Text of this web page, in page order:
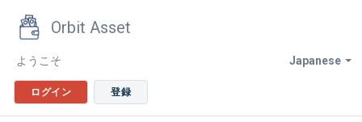
Orbit Asset
Japanese
ようこそ
ログイン 登録